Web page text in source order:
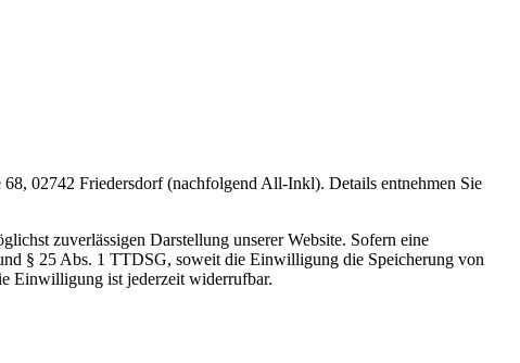
02742 Friedersdorf (nachfolgend All-Inkl). Details entnehmen Sie
zuverlässigen Darstellung unserer Website. Sofern eine
§ 25 Abs. 1 TTDSG, soweit die Einwilligung die Speicherung von
Einwilligung ist jederzeit widerrufbar.